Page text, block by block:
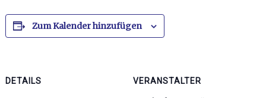
Zum Kalender hinzufügen
DETAILS VERANSTALTER